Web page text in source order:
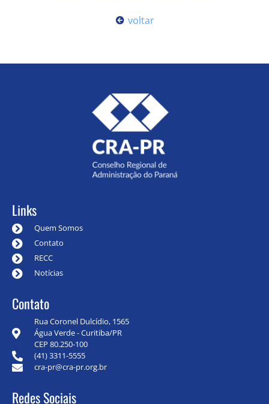
voltar
Links
Quem Somos
Contato
RECC
Notícias
Contato
Rua Coronel Dulcídio, 1565
Água Verde - Curitiba/PR
CEP 80.250-100
(41) 3311-5555
cra-pr@cra-pr.org.br
Redes Sociais